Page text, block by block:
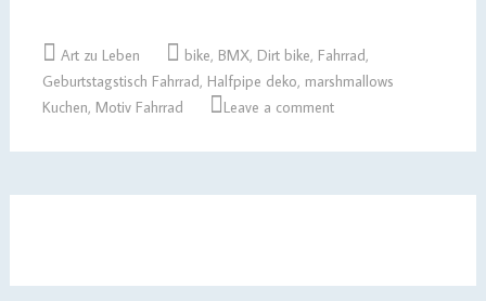
Art zu Leben bike, BMX, Dirt bike, Fahrrad,
Geburtstagstisch Fahrrad, Halfpipe deko, marshmallows
Kuchen, Motiv Fahrrad Leave a comment